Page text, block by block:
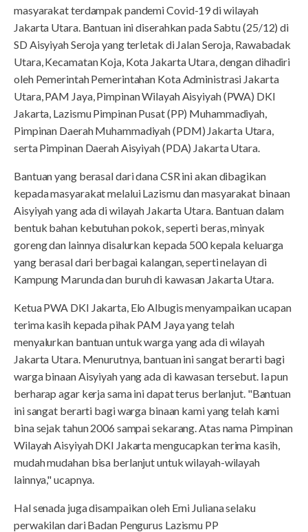
masyarakat terdampak pandemi Covid-19 di wilayah
Jakarta Utara. Bantuan ini diserahkan pada Sabtu (25/12) di
SD Aisyiyah Seroja yang terletak di Jalan Seroja, Rawabadak
Utara, Kecamatan Koja, Kota Jakarta Utara, dengan dihadiri
oleh Pemerintah Pemerintahan Kota Administrasi Jakarta
Utara, PAM Jaya, Pimpinan Wilayah Aisyiyah (PWA) DKI
Jakarta, Lazismu Pimpinan Pusat (PP) Muhammadiyah,
Pimpinan Daerah Muhammadiyah (PDM) Jakarta Utara,
serta Pimpinan Daerah Aisyiyah (PDA) Jakarta Utara.
Bantuan yang berasal dari dana CSR ini akan dibagikan
kepada masyarakat melalui Lazismu dan masyarakat binaan
Aisyiyah yang ada di wilayah Jakarta Utara. Bantuan dalam
bentuk bahan kebutuhan pokok, seperti beras, minyak
goreng dan lainnya disalurkan kepada 500 kepala keluarga
yang berasal dari berbagai kalangan, seperti nelayan di
Kampung Marunda dan buruh di kawasan Jakarta Utara.
Ketua PWA DKI Jakarta, Elo Albugis menyampaikan ucapan
terima kasih kepada pihak PAM Jaya yang telah
menyalurkan bantuan untuk warga yang ada di wilayah
Jakarta Utara. Menurutnya, bantuan ini sangat berarti bagi
warga binaan Aisyiyah yang ada di kawasan tersebut. Ia pun
berharap agar kerja sama ini dapat terus berlanjut. "Bantuan
ini sangat berarti bagi warga binaan kami yang telah kami
bina sejak tahun 2006 sampai sekarang. Atas nama Pimpinan
Wilayah Aisyiyah DKI Jakarta mengucapkan terima kasih,
mudah mudahan bisa berlanjut untuk wilayah-wilayah
lainnya," ucapnya.
Hal senada juga disampaikan oleh Erni Juliana selaku
perwakilan dari Badan Pengurus Lazismu PP